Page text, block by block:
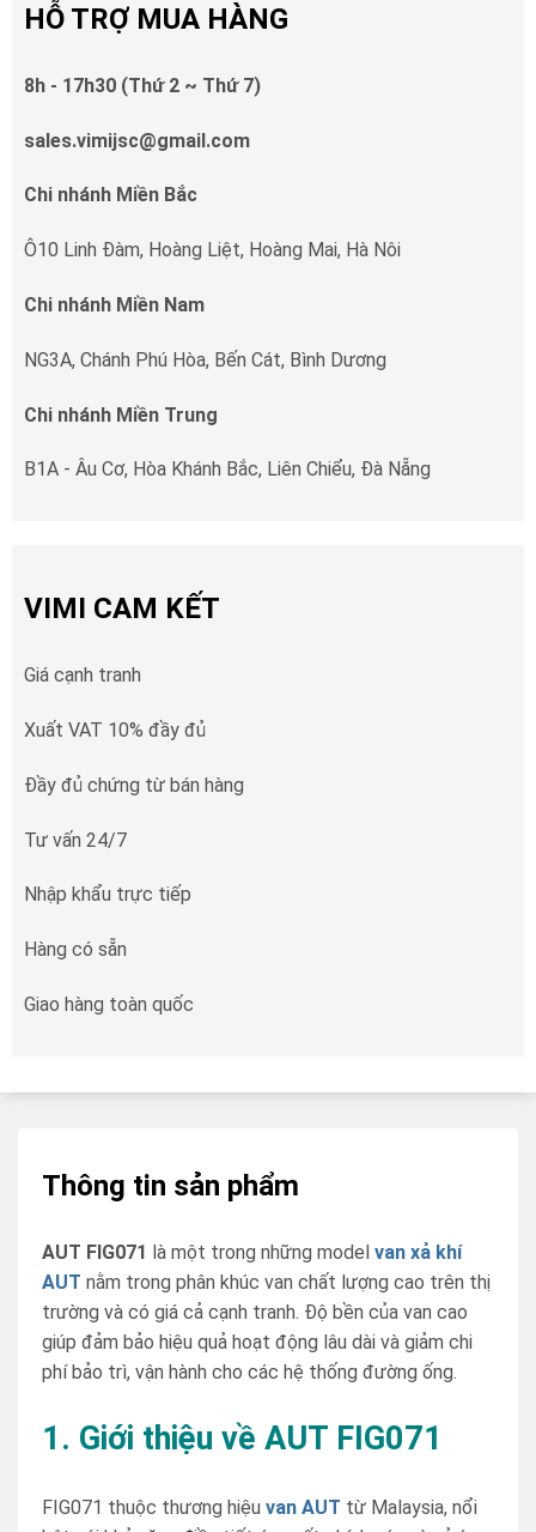
HỖ TRỢ MUA HÀNG
8h - 17h30 (Thứ 2 ~ Thứ 7)
sales.vimijsc@gmail.com
Chi nhánh Miền Bắc
Ô10 Linh Đàm, Hoàng Liệt, Hoàng Mai, Hà Nôi
Chi nhánh Miền Nam
NG3A, Chánh Phú Hòa, Bến Cát, Bình Dương
Chi nhánh Miền Trung
B1A - Âu Cơ, Hòa Khánh Bắc, Liên Chiểu, Đà Nẵng
VIMI CAM KẾT
Giá cạnh tranh
Xuất VAT 10% đầy đủ
Đầy đủ chứng từ bán hàng
Tư vấn 24/7
Nhập khẩu trực tiếp
Hàng có sẵn
Giao hàng toàn quốc
Thông tin sản phẩm
AUT FIG071 là một trong những model van xả khí
AUT nằm trong phân khúc van chất lượng cao trên thị
trường và có giá cả cạnh tranh. Độ bền của van cao
giúp đảm bảo hiệu quả hoạt động lâu dài và giảm chi
phí bảo trì, vận hành cho các hệ thống đường ống.
1. Giới thiệu về AUT FIG071
FIG071 thuộc thương hiệu van AUT từ Malaysia, nổi